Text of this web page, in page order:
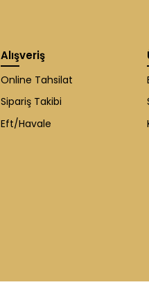
Alışveriş
Online Tahsilat
Sipariş Takibi
Eft/Havale